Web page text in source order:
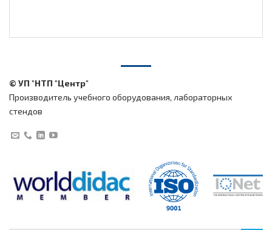
© УП "НТП "Центр"
Производитель учебного оборудования, лабораторных
стендов